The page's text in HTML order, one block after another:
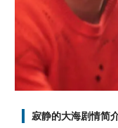
寂静的大海剧情简